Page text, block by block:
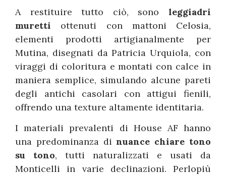
A restituire tutto ciò, sono leggiadri
muretti ottenuti con mattoni Celosia,
elementi prodotti artigianalmente per
Mutina, disegnati da Patricia Urquiola, con
viraggi di coloritura e montati con calce in
maniera semplice, simulando alcune pareti
degli antichi casolari con attigui fienili,
offrendo una texture altamente identitaria.
I materiali prevalenti di House AF hanno
una predominanza dinuance chiare tono
su tono, tutti naturalizzati e usati da
Monticelli in varie declinazioni. Perlopiù